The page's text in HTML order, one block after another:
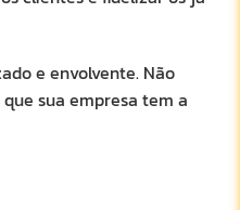
e envolvente. Não
sua empresa tem a